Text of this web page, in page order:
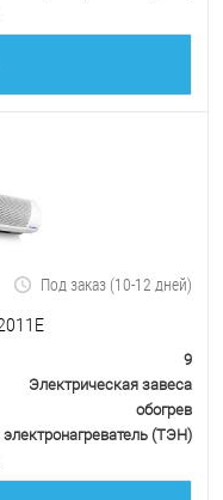
Под заказ (10-12 дней)
9
Электрическая завеса
обогрев
(ТЭН)